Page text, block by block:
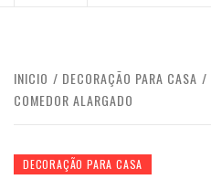
INICIO DECORAÇÃO PARA CASA
COMEDOR ALARGADO
DECORAÇÃO PARA CASA